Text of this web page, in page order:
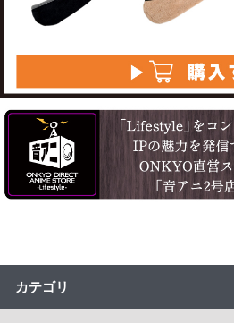
カテゴリ